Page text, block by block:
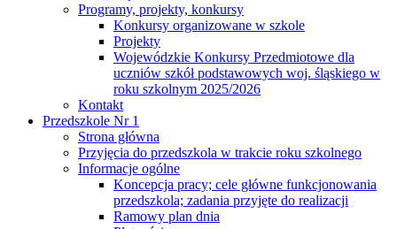
Programy, projekty, konkursy
Konkursy organizowane w szkole
Projekty
Wojewódzkie Konkursy Przedmiotowe dla
uczniów szkół podstawowych woj. śląskiego w
roku szkolnym 2025/2026
Kontakt
Przedszkole Nr 1
Strona główna
Przyjęcia do przedszkola w trakcie roku szkolnego
Informacje ogólne
Koncepcja pracy; cele główne funkcjonowania
przedszkola; zadania przyjęte do realizacji
Ramowy plan dnia